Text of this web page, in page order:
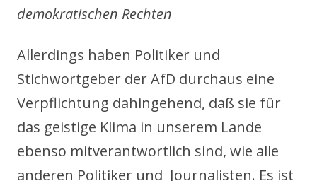
demokratischen Rechten
Allerdings haben Politiker und
Stichwortgeber der AfD durchaus eine
Verpflichtung dahingehend, daß sie für
das geistige Klima in unserem Lande
ebenso mitverantwortlich sind, wie alle
anderen Politiker und Journalisten. Es ist